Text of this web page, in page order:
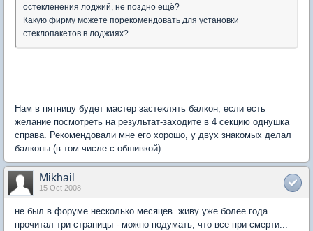
остекленения лоджий, не поздно ещё?
Какую фирму можете порекомендовать для установки
стеклопакетов в лоджиях?
Нам в пятницу будет мастер застеклять балкон, если есть
желание посмотреть на результат-заходите в 4 секцию однушка
справа. Рекомендовали мне его хорошо, у двух знакомых делал
балконы (в том числе с обшивкой)
Mikhail
15 Oct 2008
не был в форуме несколько месяцев. живу уже более года.
прочитал три страницы - можно подумать, что все при смерти...